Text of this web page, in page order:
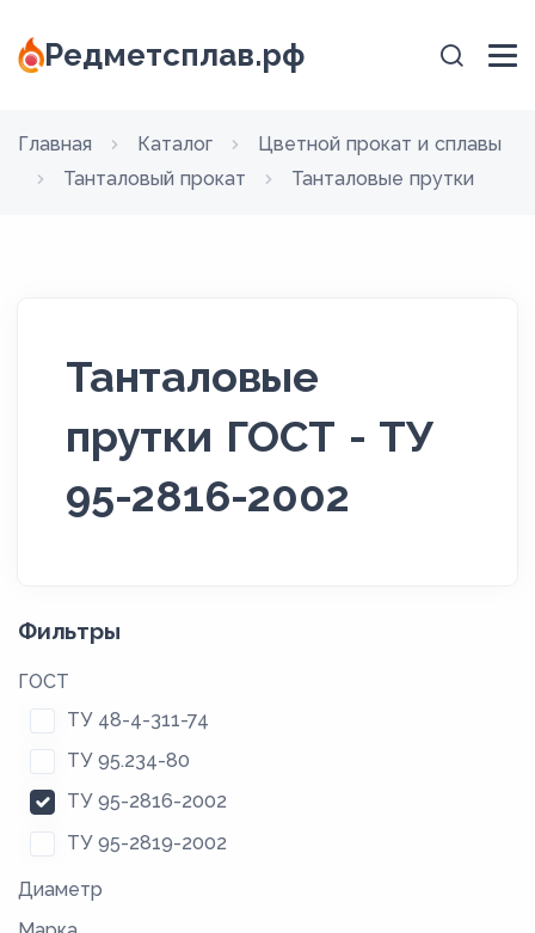
Редметсплав.рф
Главная Каталог
Цветной прокат и сплавы
Танталовый прокат
Танталовые прутки
Танталовые
прутки ГОСТ - ТУ
95-2816-2002
Фильтры
ГОСТ
ТУ 48-4-311-74
ТУ 95.234-80
ТУ 95-2816-2002
ТУ 95-2819-2002
Диаметр